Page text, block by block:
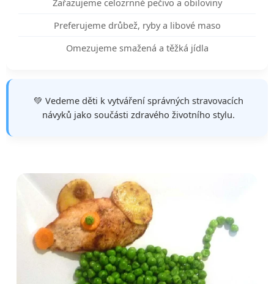
Zařazujeme celozrnné pečivo a obiloviny
Preferujeme drůbež, ryby a libové maso
Omezujeme smažená a těžká jídla
💚 Vedeme děti k vytváření správných stravovacích
návyků jako součásti zdravého životního stylu.